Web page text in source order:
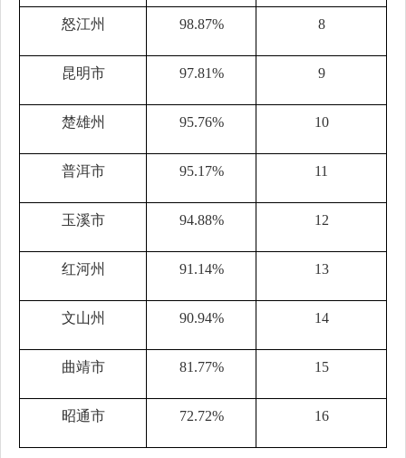
怒江州 98.87% 8
昆明市 97.81% 9
楚雄州 95.76% 10
普洱市 95.17% 11
玉溪市 94.88% 12
红河州 91.14% 13
文山州 90.94% 14
曲靖市 81.77% 15
昭通市 72.72% 16